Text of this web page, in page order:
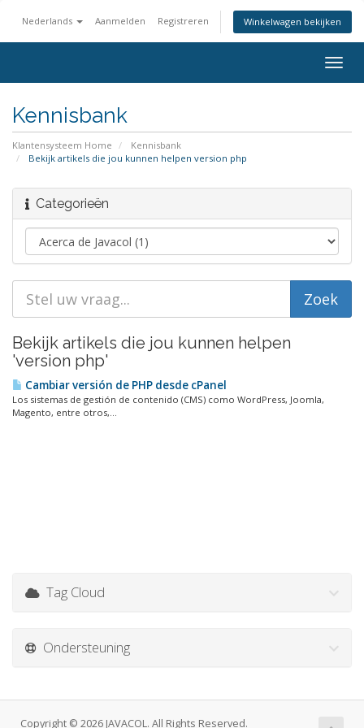
Nederlands Aanmelden Registreren Winkelwagen bekijken
Kennisbank
Klantensysteem Home
Kennisbank
Bekijk artikels die jou kunnen helpen version php
Categorieën
Bekijk artikels die jou kunnen helpen
'version php'
Cambiar versión de PHP desde cPanel
Los sistemas de gestión de contenido (CMS) como WordPress, Joomla,
Magento, entre otros,...
Tag Cloud
Ondersteuning
Copyright © 2026 JAVACOL. All Rights Reserved.